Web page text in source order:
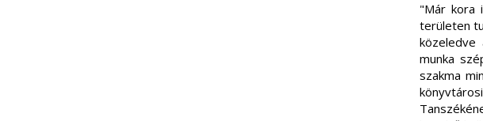
"Már kora
területen
munka
szakma